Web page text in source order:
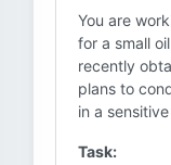
You are
for a small
recently
plans to
in a
Task: